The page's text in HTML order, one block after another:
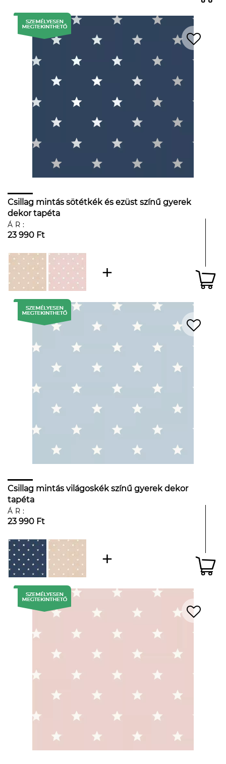
Csillag mintás sötétkék és ezüst színű gyerek
dekor tapéta
ÁR:
23 990 Ft
Csillag mintás világoskék színű gyerek dekor
tapéta
ÁR:
23 990 Ft